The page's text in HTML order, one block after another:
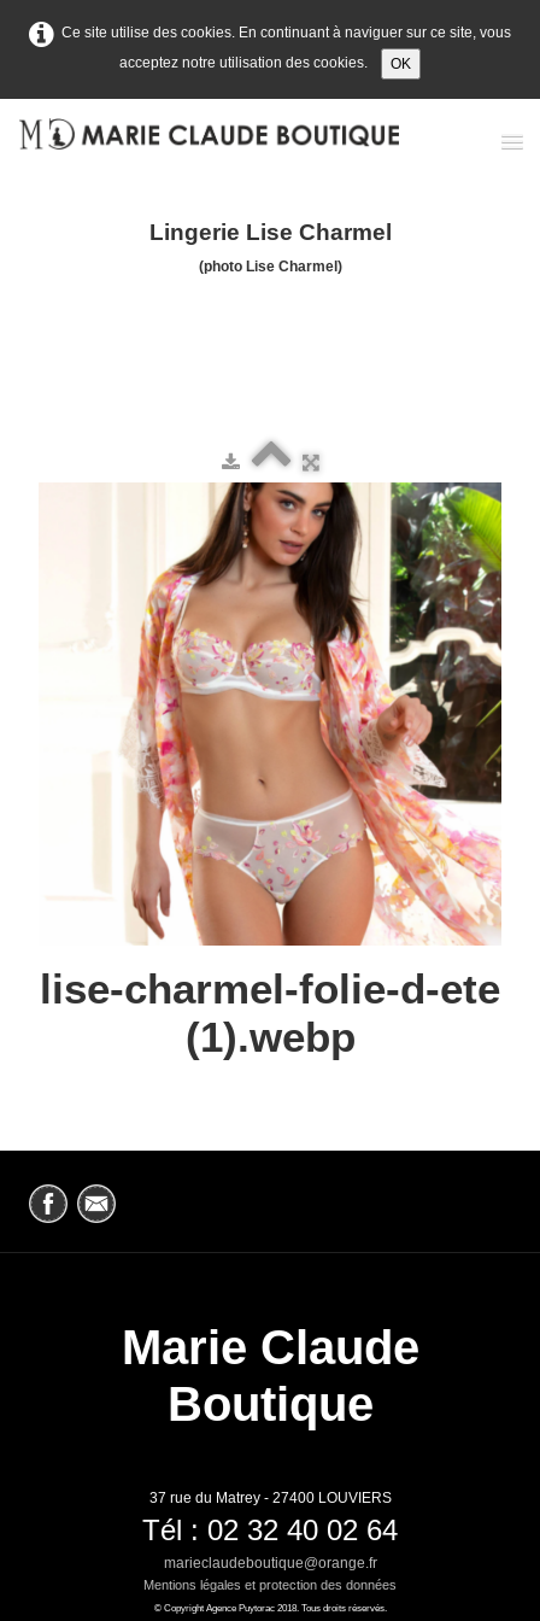
Ce site utilise des cookies. En continuant à naviguer sur ce site, vous
acceptez notre utilisation des cookies.
OK
Lingerie Lise Charmel
(photo Lise Charmel)
lise-charmel-folie-d-ete
(1).webp
Marie Claude
Boutique
37 rue du Matrey - 27400 LOUVIERS
Tél : 02 32 40 02 64
marieclaudeboutique@orange.fr
Mentions légales et protection des données
© Copyright Agence Puytorac 2018. Tous droits réservés.